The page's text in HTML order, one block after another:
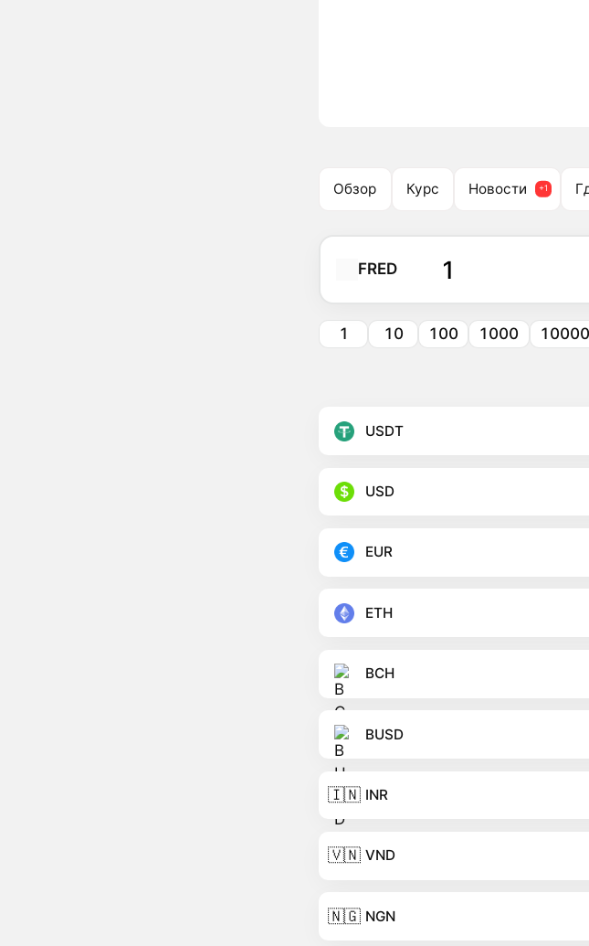
Обзор Курс Новости
FRED
1 10 100 1000 10000
USDT
USD
EUR
ETH
BCH
BUSD
🇮🇳 INR
🇻🇳 VND
🇳🇬 NGN